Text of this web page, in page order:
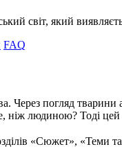
світ, який
FAQ
Через погляд
ніж людиною? Тоді цей
«Сюжет», «Теми